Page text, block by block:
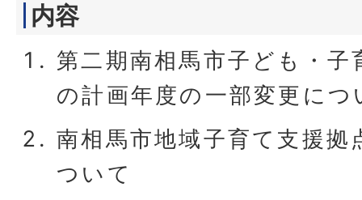
内容
第二期南相馬市子ども・子
の計画年度の一部変更につ
南相馬市地域子育て支援拠
ついて